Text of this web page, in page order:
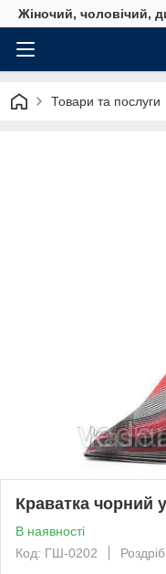
Жіночий, чоловічий,
Товари та послуги
Краватка чорний
В наявності
Код: ГШ-0202
Роздріб